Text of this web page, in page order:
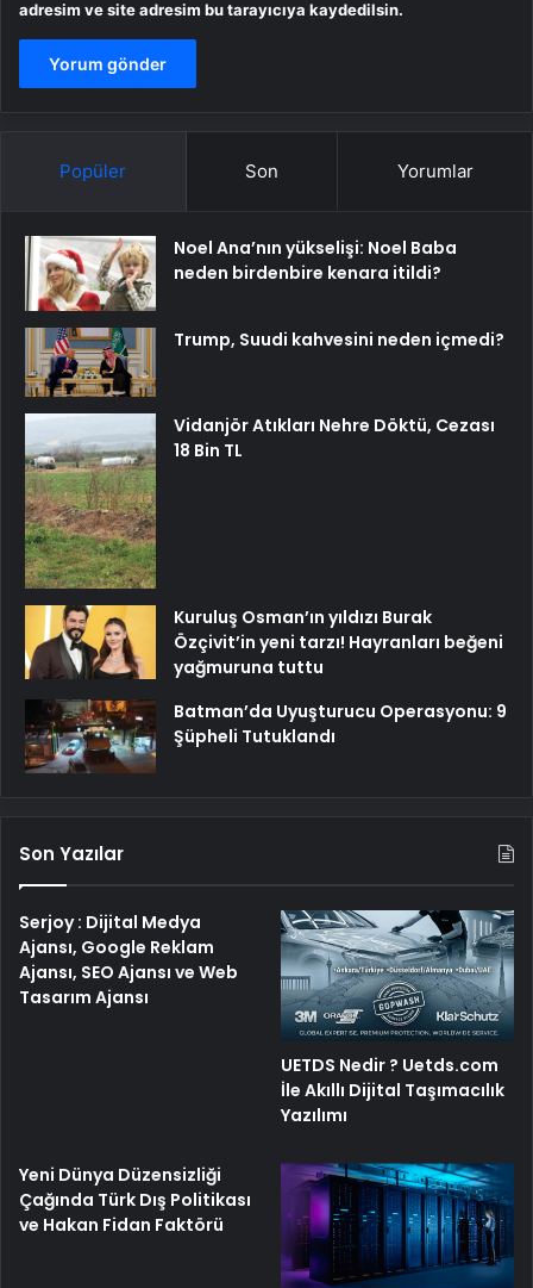
adresim ve site adresim bu tarayıcıya kaydedilsin.
Popüler Son Yorumlar
Noel Ana’nın yükselişi: Noel Baba
neden birdenbire kenara itildi?
Trump, Suudi kahvesini neden içmedi?
Vidanjör Atıkları Nehre Döktü, Cezası
18 Bin TL
Kuruluş Osman’ın yıldızı Burak
Özçivit’in yeni tarzı! Hayranları beğeni
yağmuruna tuttu
Batman’da Uyuşturucu Operasyonu: 9
Şüpheli Tutuklandı
Son Yazılar
Serjoy : Dijital Medya
Ajansı, Google Reklam
Ajansı, SEO Ajansı ve Web
Tasarım Ajansı
UETDS Nedir ? Uetds.com
İle Akıllı Dijital Taşımacılık
Yazılımı
Yeni Dünya Düzensizliği
Çağında Türk Dış Politikası
ve Hakan Fidan Faktörü